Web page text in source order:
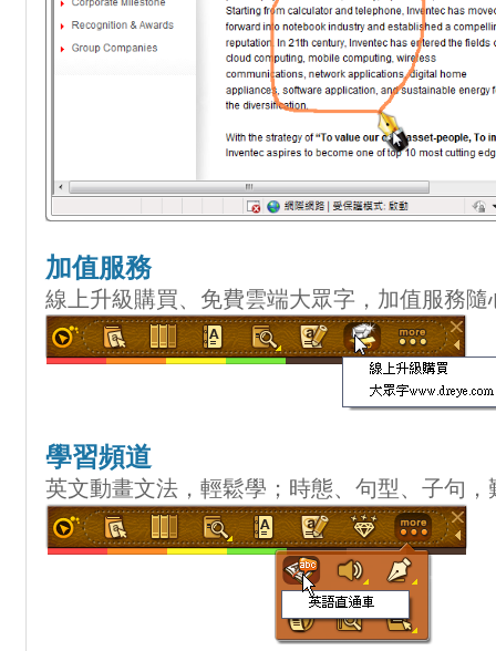
加值服務
線上升級購買、免費雲端大眾字，加值服務隨
學習頻道
英文動畫文法，輕鬆學；時態、句型、子句，